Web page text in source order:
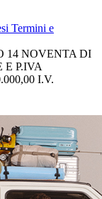
Termini e
14 NOVENTA DI
E P.IVA
I.V.